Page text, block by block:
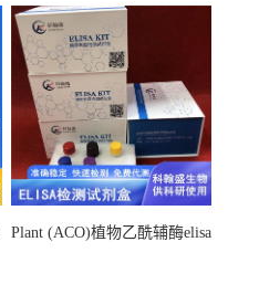
Plant (ACO)植物乙酰辅酶elisa